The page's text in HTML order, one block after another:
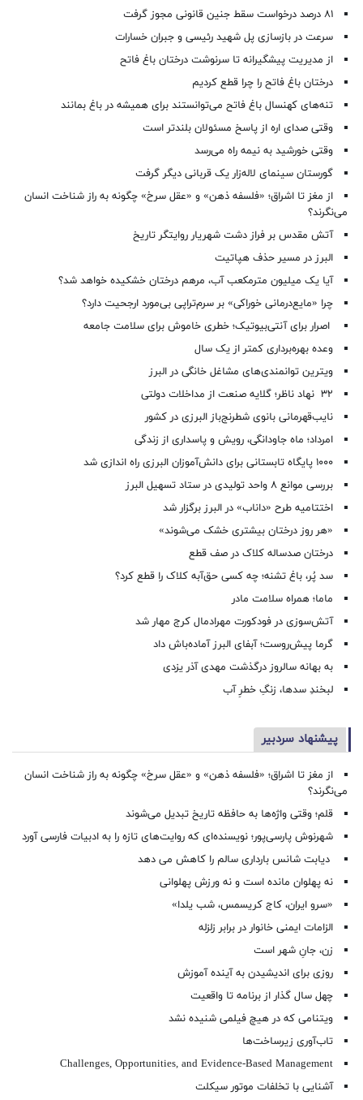
۸۱ درصد درخواست‌ سقط جنین قانونی مجوز گرفت
سرعت در بازسازی پل شهید رئیسی و جبران خسارات
از مدیریت پیشگیرانه تا سرنوشت درختان باغ فاتح
درختان باغ فاتح را چرا قطع کردیم
تنه‌های کهنسال باغ فاتح می‌توانستند برای همیشه در باغ بمانند
وقتی صدای اره از پاسخ مسئولان بلندتر است
وقتی خورشید به نیمه راه می‌رسد
گورستان سینمای لاله‌زار یک قربانی دیگر گرفت
از مغز تا اشراق؛ «فلسفه ذهن» و «عقل سرخ» چگونه به راز شناخت انسان
می‌نگرند؟
آتش مقدس بر فراز دشت شهریار روایتگر تاریخ
البرز در مسیر حذف هپاتیت
آیا یک میلیون مترمکعب آب، مرهم درختان خشکیده خواهد شد؟
چرا «مایع‌درمانی خوراکی» بر سرم‌تراپی بی‌مورد ارجحیت دارد؟
اصرار برای آنتی‌بیوتیک؛ خطری خاموش برای سلامت جامعه
وعده بهره‌برداری کمتر از یک سال
ویترین توانمندی‌های مشاغل خانگی در البرز
۳۲ نهاد ناظر؛ گلایه صنعت از مداخلات دولتی
نایب‌قهرمانی بانوی شطرنج‌باز البرزی در کشور
امرداد؛ ماه جاودانگی، رویش و پاسداری از زندگی
۱۰۰۰ پایگاه تابستانی برای دانش‌آموزان البرزی راه اندازی شد
بررسی موانع ۸ واحد تولیدی در ستاد تسهیل البرز
اختتامیه طرح «داناب» در البرز برگزار شد
«هر روز درختان بیشتری خشک می‌شوند»
درختان صدساله کلاک در صف قطع
سد پُر، باغ تشنه؛ چه کسی حق‌آبه کلاک را قطع کرد؟
ماما؛ همراه سلامت مادر
آتش‌سوزی در فودکورت مهرادمال کرج مهار شد
گرما پیش‌روست؛ آبفای البرز آماده‌باش داد
به بهانه سالروز درگذشت مهدی آذر یزدی
لبخندِ سدها، زنگِ خطرِ آب
پیشنهاد سردبیر
از مغز تا اشراق؛ «فلسفه ذهن» و «عقل سرخ» چگونه به راز شناخت انسان
می‌نگرند؟
قلم؛ وقتی واژه‌ها به حافظه تاریخ تبدیل می‌شوند
شهرنوش پارسی‌پور؛ نویسنده‌ای که روایت‌های تازه را به ادبیات فارسی آورد
دیابت شانس بارداری سالم را کاهش می دهد
نه پهلوان مانده است و نه ورزش پهلوانی
«سرو ایران، کاج کریسمس، شب یلدا»
الزامات ایمنی خانوار در برابر زلزله
زن، جانِ شهر است
روزی برای اندیشیدن به آینده آموزش
چهل سال گذار از برنامه تا واقعیت
ویتنامی که در هیچ فیلمی شنیده نشد
تاب‌آوری زیرساخت‌ها
Challenges, Opportunities, and Evidence-Based Management
آشنایی با تخلفات موتور سیکلت